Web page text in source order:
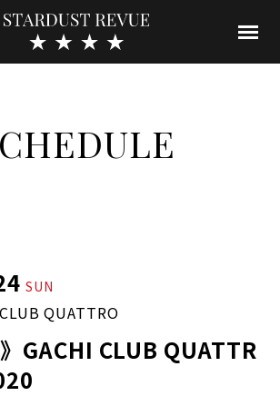
SUN
QUATTRO
GACHI CLUB QUATTR